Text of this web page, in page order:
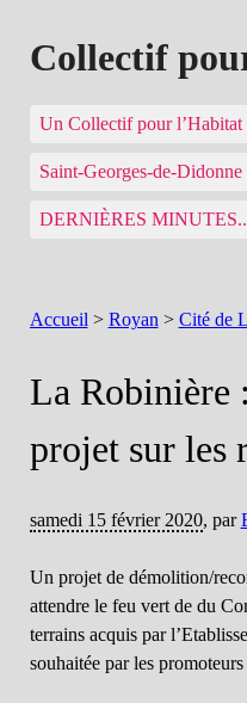
Collectif
Un Collectif pour l’Habitat
Saint-Georges-de-Didonne
DERNIÈRES
Accueil > Royan > Cité de
La Robinière
projet sur les
samedi 15 février 2020, par
Un projet de démolition/
attendre le feu vert de du
terrains acquis par
souhaitée par les